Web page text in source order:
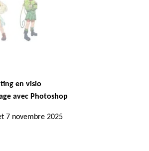
en visio
avec Photoshop
7 novembre 2025